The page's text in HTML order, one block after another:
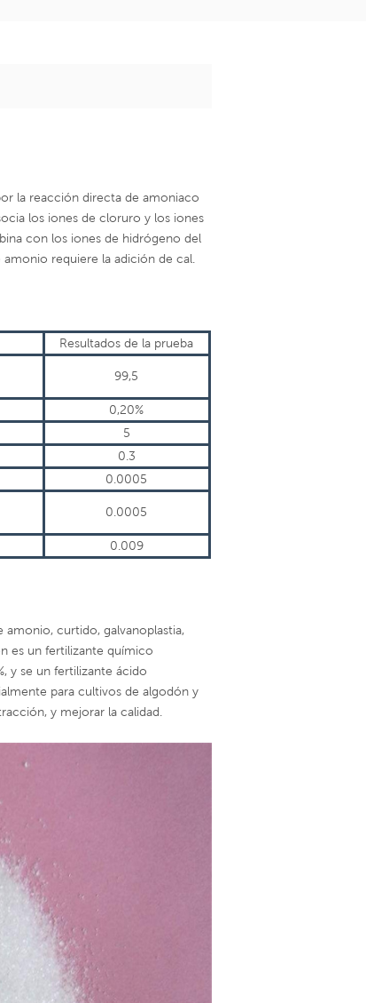
la reacción directa de amoniaco
los iones de cloruro y los iones
con los iones de hidrógeno del
requiere la adición de cal.
Resultados de la prueba
99,5
0,20%
5
0.3
0.0005
0.0005
0.009
amonio, curtido, galvanoplastia,
es un fertilizante químico
y se un fertilizante ácido
para cultivos de algodón y
y mejorar la calidad.